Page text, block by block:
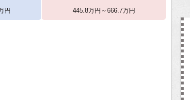
円 445.8万円～666.7万円